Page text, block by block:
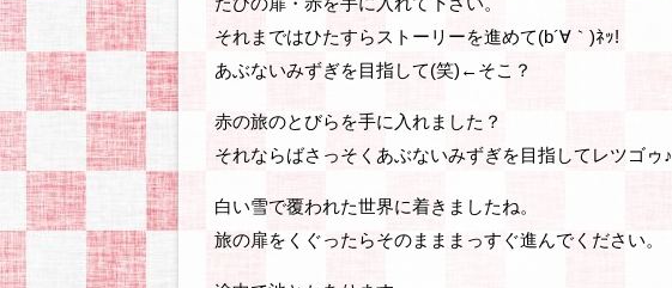
それまではひたすらストーリーを進めて(b´∀｀)ﾈｯ!
あぶないみずぎを目指して(笑)←そこ？
赤の旅のとびらを手に入れました？
それならばさっそくあぶないみずぎを目指してレツゴゥ♪
白い雪で覆われた世界に着きましたね。
旅の扉をくぐったらそのまままっすぐ進んでください。